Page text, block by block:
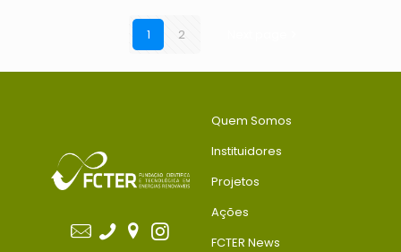
1 2
Quem Somos
Instituidores
Projetos
Ações
FCTER News